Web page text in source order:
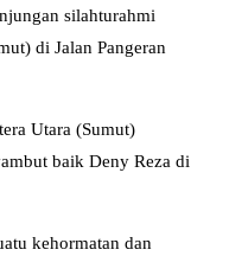
silahturahmi
di Jalan Pangeran
Utara (Sumut)
baik Deny Reza di
kehormatan dan